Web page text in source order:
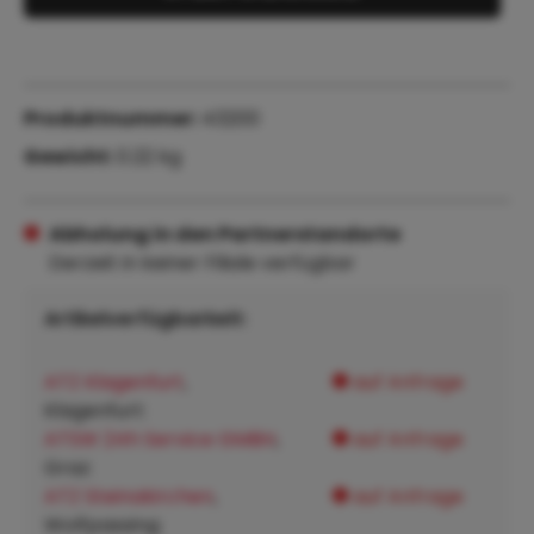
Abholung in den Partnerstandorte
Derzeit in keiner Filiale verfügbar
Artikelverfügbarkeit:
ATZ Klagenfurt
Klagenfurt:
auf Anfrage
ATSW 24h Service GMBH auf Anfrage
ATZ Steinakirchen
Wolfpassing:
auf Anfrage
Produktnummer:
Gewicht:
0.22 kg